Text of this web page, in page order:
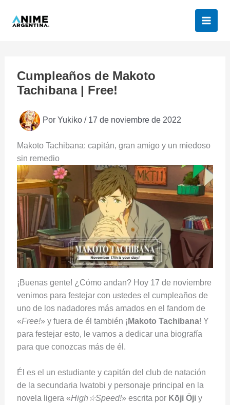
Cumpleaños de Makoto
Tachibana | Free!
Por Yukiko / 17 de noviembre de 2022
Makoto Tachibana: capitán, gran amigo y un miedoso
sin remedio
¡Buenas gente! ¿Cómo andan? Hoy 17 de noviembre
venimos para festejar con ustedes el cumpleaños de
uno de los nadadores más amados en el fandom de
«Free!» y fuera de él también ¡ Makoto Tachibana! Y
para festejar esto, le vamos a dedicar una biografía
para que conozcas más de él.
Él es el un estudiante y capitán del club de natación
de la secundaria Iwatobi y personaje principal en la
novela ligera «High☆Speed!» escrita por Kōji Ōjiy